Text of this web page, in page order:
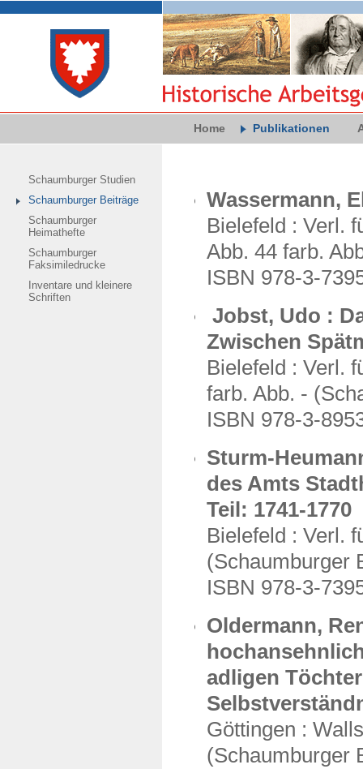
Home Publikationen
Schaumburger Studien
Schaumburger Beiträge
Schaumburger
Heimathefte
Schaumburger
Faksimiledrucke
Inventare und kleinere
Schriften
Wassermann,
Bielefeld : Verl.
Abb. 44 farb.
ISBN 978-3-
Jobst, Udo :
Zwischen
Bielefeld : Verl.
farb. Abb. -
ISBN 978-3-
Sturm-
des Amts
Teil: 1741-1770
Bielefeld : Verl.
(Schaumburger
ISBN 978-3-
Oldermann,
adligen
Göttingen :
(Schaumburger